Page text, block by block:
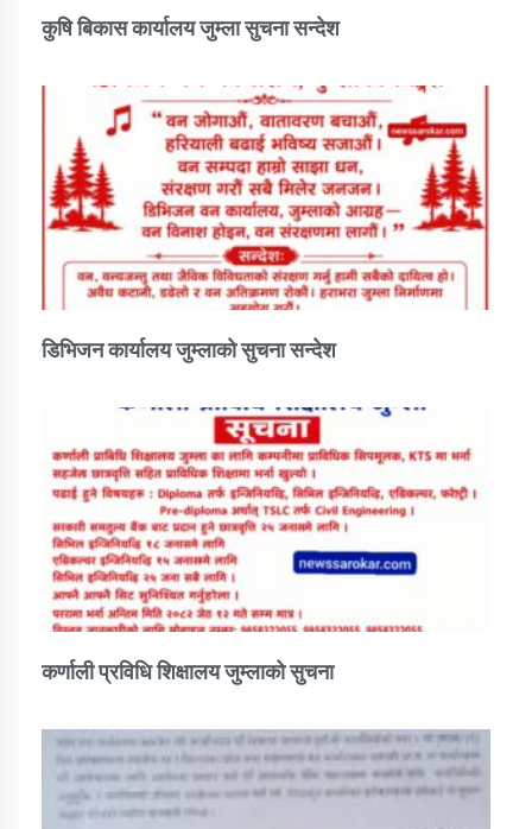
तातोपानी गाउँपालिका जुम्लाको महिला तथा लैङ्गिक हिंसा
सम्बन्धी सूचना सन्देश
तातोपानी गाउँपालिका जुम्लाको महिनावारी सम्बन्धिकाे
सन्देश
तातोपानी गाउँपालिका जुम्लाको बालविवाह सन्देश
तातोपानी गाउँपालिका जुम्लाको सूचना
कुषि बिकास कार्यालय जुम्ला सुचना सन्देश
डिभिजन कार्यालय जुम्लाको सुचना सन्देश
कर्णाली प्रविधि शिक्षालय जुम्लाको सुचना